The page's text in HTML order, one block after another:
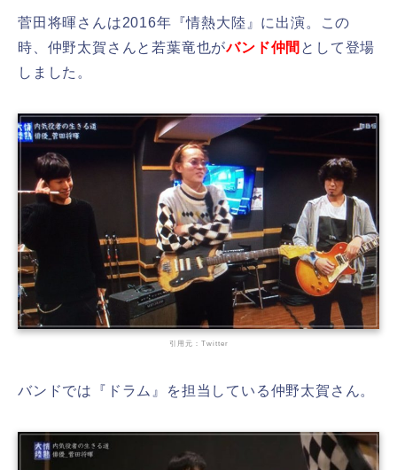
菅田将暉さんは2016年『情熱大陸』に出演。この
時、仲野太賀さんと若葉竜也がバンド仲間 として登場
しました。
引用元：Twitter
バンドでは『ドラム』を担当している仲野太賀さん。